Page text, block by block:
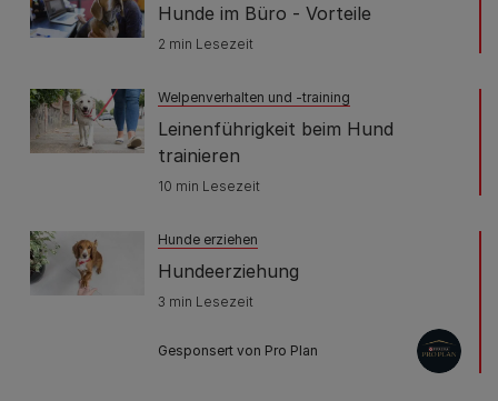
Hunde im Büro - Vorteile
2 min Lesezeit
Welpenverhalten und -training
Leinenführigkeit beim Hund
trainieren
10 min Lesezeit
Hunde erziehen
Hundeerziehung
3 min Lesezeit
Gesponsert von Pro Plan